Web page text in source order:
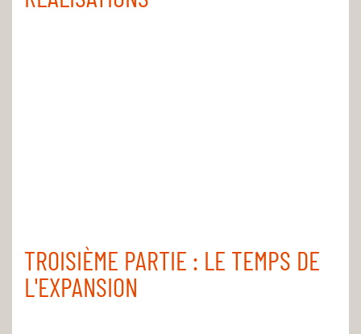
TROISIÈME PARTIE : LE TEMPS DE
L'EXPANSION